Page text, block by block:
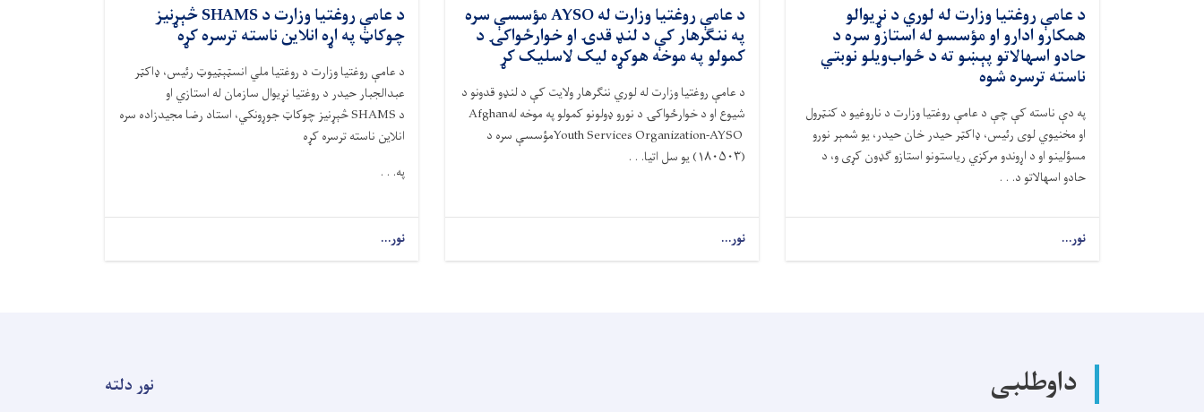
د عامې روغتيا وزارت له لوري د نړيوالو
همکارو ادارو او مؤسسو له استازو سره د
حادو اسهالاتو پېښو ته د ځواب‌ویلو نوبتي
ناسته ترسره شوه
په دې ناسته کې چې د عامې روغتيا وزارت د ناروغيو د کنټرول
او مخنيوي لوی رئیس، ډاکټر حيدر خان حيدر، يو شمېر نورو
مسؤلينو او د اړوندو مرکزي رياستونو استازو ګډون کړی و، د
حادو اسهالاتو د. . .
نور...
د
نړيوالو
همکارو
د عامې روغتیا وزارت له AYSO مؤسسې سره
په ننګرهار کې د لنډ قدۍ او خوارځواکۍ د
کمولو په موخه هوکړه لیک لاسلیک کړ
د عامې روغتیا وزارت له لوري ننګرهار ولایت کې د لنډو قدونو د
شيوع او د خوارځواکۍ د نورو ډولونو کمولو په موخه لهAfghan
Youth Services Organization-AYSOمؤسسې سره د
(۱۸۰۵۰۳) یو سل اتیا. . .
نور...
د
د عامې روغتیا وزارت د SHAMS څېړنیز
چوکاټ په اړه انلاین ناسته ترسره کړه
د عامې روغتيا وزارت د روغتيا ملي انسټېټیوټ رئيس، ډاکټر
عبدالجبار حيدر د روغتيا نړيوال سازمان له استازي او
د SHAMSڅېړنيز چوکاټ جوړونکي، استاد رضا مجيدزاده سره
انلاين ناسته ترسره کړه
په. . .
نور...
د
داوطلبی نور دلته